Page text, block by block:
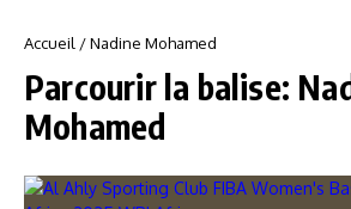
Accueil /Nadine Mohamed
Parcourir la balise:
Mohamed